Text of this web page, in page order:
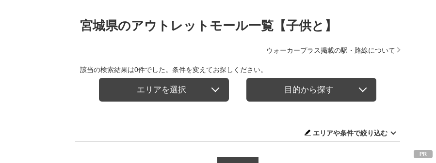
宮城県のアウトレットモール一覧【子供と】
ウォーカープラス掲載の駅・路線について
該当の検索結果は0件でした。条件を変えてお探しください。
エリアを選択 目的から探す
エリアや条件で絞り込む